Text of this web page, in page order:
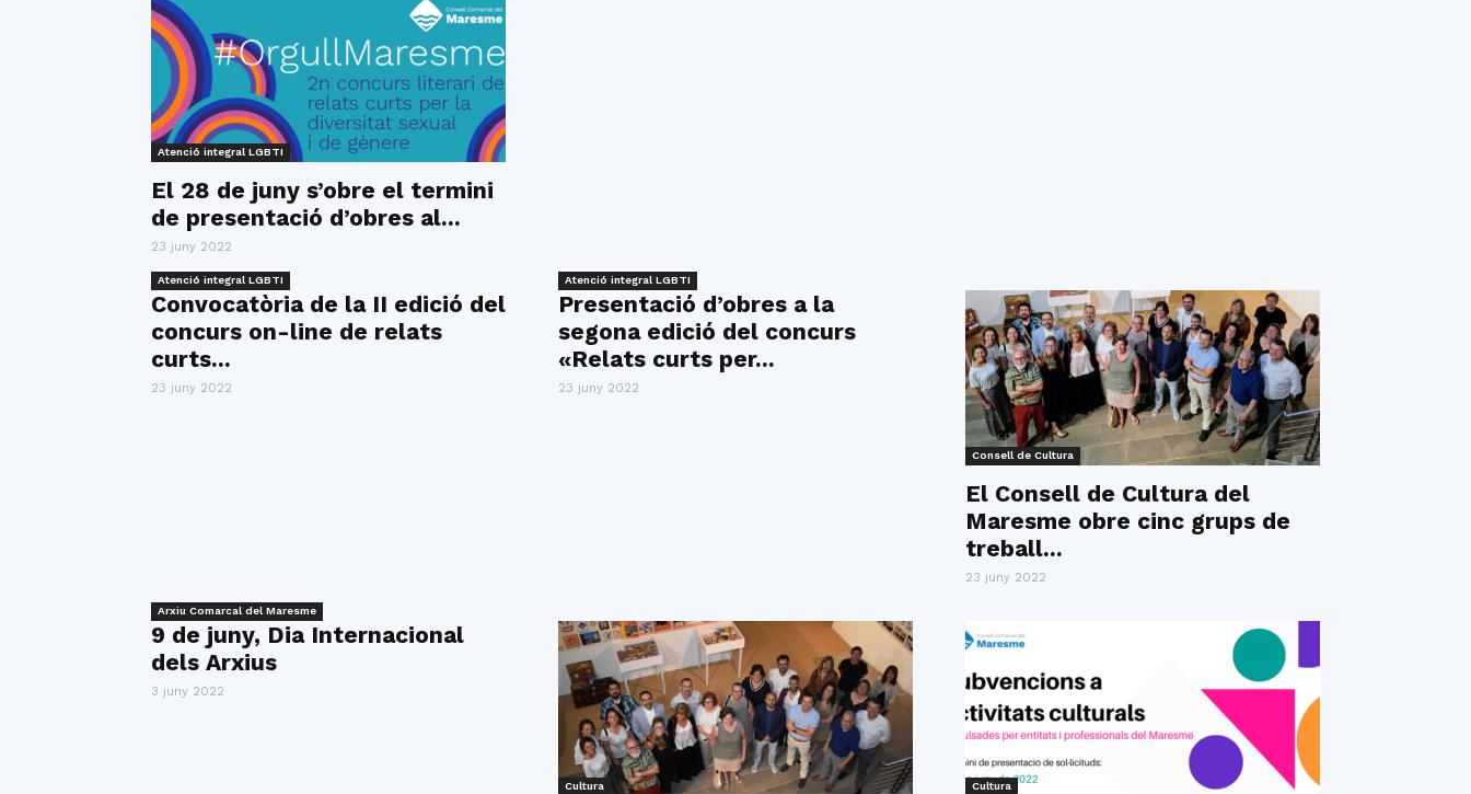
Atenció integral LGBTI
El 28 de juny s’obre el termini
de presentació d’obres al...
23 juny 2022
Atenció integral LGBTI
Convocatòria de la II edició del
concurs on-line de relats
curts...
23 juny 2022
Atenció integral LGBTI
Presentació d’obres a la
segona edició del concurs
«Relats curts per...
23 juny 2022
Consell de Cultura
El Consell de Cultura del
Maresme obre cinc grups de
treball...
23 juny 2022
Arxiu Comarcal del Maresme
9 de juny, Dia Internacional
dels Arxius
3 juny 2022
Cultura Cultura